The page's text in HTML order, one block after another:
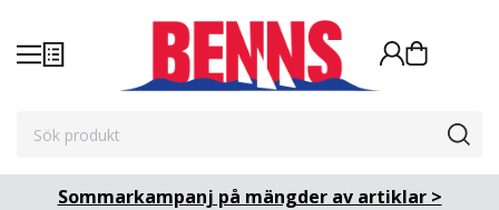
Sommarkampanj på mängder av artiklar >